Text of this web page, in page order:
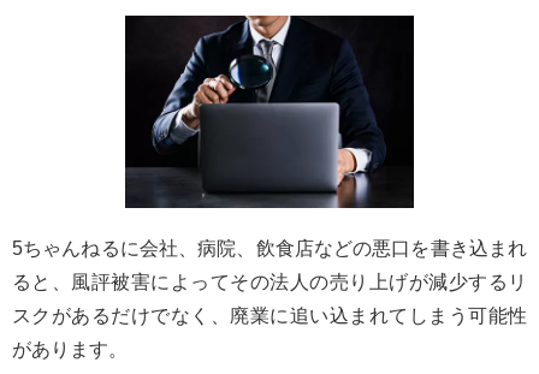
5ちゃんねるに会社、病院、飲食店などの悪口を書き込まれ
ると、風評被害によってその法人の売り上げが減少するリ
スクがあるだけでなく、廃業に追い込まれてしまう可能性
があります。